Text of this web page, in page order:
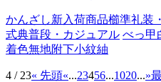
かんざし新入荷商品櫛準礼装
式典普段・カジュアル べっ甲
着色無地附下小紋紬
4 / 23« 先頭«...23456...1020...»